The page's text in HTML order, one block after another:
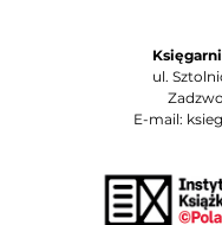
ul.
E-mail: